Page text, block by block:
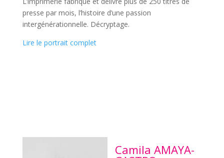
presse par mois, l’histoire d’une passion
intergénérationnelle. Décryptage.
Lire le portrait complet
Camila AMAYA-